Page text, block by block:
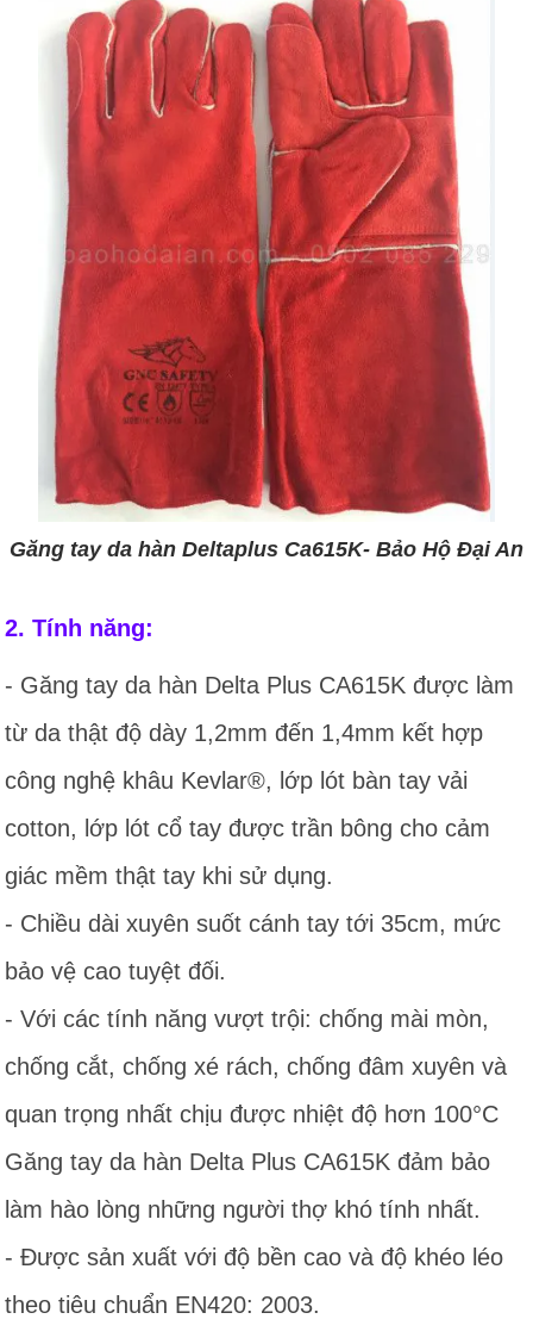
Găng tay da hàn Deltaplus Ca615K- Bảo Hộ Đại An
2. Tính năng:
- Găng tay da hàn Delta Plus CA615K được làm
từ da thật độ dày 1,2mm đến 1,4mm kết hợp
công nghệ khâu Kevlar®, lớp lót bàn tay vải
cotton, lớp lót cổ tay được trần bông cho cảm
giác mềm thật tay khi sử dụng.
- Chiều dài xuyên suốt cánh tay tới 35cm, mức
bảo vệ cao tuyệt đối.
- Với các tính năng vượt trội: chống mài mòn,
chống cắt, chống xé rách, chống đâm xuyên và
quan trọng nhất chịu được nhiệt độ hơn 100°C
Găng tay da hàn Delta Plus CA615K đảm bảo
làm hào lòng những người thợ khó tính nhất.
- Được sản xuất với độ bền cao và độ khéo léo
theo tiêu chuẩn EN420: 2003.